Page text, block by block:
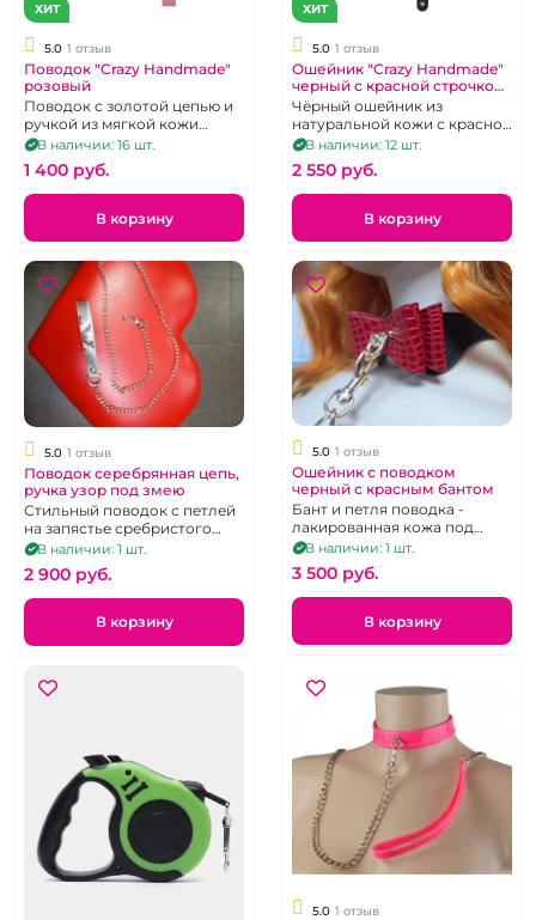
ХИТ
5.0 1 отзыв
Поводок "Crazy Handmade"
розовый
Поводок с золотой цепью и
ручкой из мягкой кожи
розового цвета
В наличии: 16 шт.
1 400 pуб.
В корзину
ХИТ
5.0 1 отзыв
Ошейник "Crazy Handmade"
черный с красной строчкой
и поводком
Чёрный ошейник из
натуральной кожи с красной
строчкой и поводком.
В наличии: 12 шт.
2 550 pуб.
В корзину
5.0 1 отзыв
Поводок серебрянная цепь,
ручка узор под змею
Стильный поводок с петлей
на запястье сребристого
цвета и металлической
В наличии: 1 шт.
2 900 pуб.
В корзину
5.0 1 отзыв
Ошейник с поводком
черный с красным бантом
Бант и петля поводка -
лакированная кожа под
крокодила, съемный
поводок
В наличии: 1 шт.
3 500 pуб.
В корзину
5.0 1 отзыв